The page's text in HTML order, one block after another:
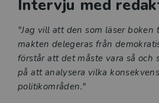
Intervju med
"Jag vill att den som läser boken
makten delegeras från
förstår att det måste vara så och
på att analysera vilka
politikområden."